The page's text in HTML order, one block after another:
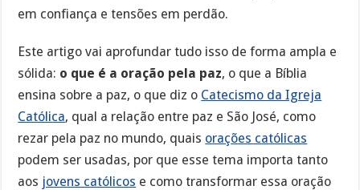
em confiança e tensões em perdão.
Este artigo vai aprofundar tudo isso de forma ampla e
sólida: o que é a oração pela paz, o que a Bíblia
ensina sobre a paz, o que diz o Catecismo da Igreja
Católica, qual a relação entre paz e São José, como
rezar pela paz no mundo, quais orações católicas
podem ser usadas, por que esse tema importa tanto
aos jovens católicos e como transformar essa oração